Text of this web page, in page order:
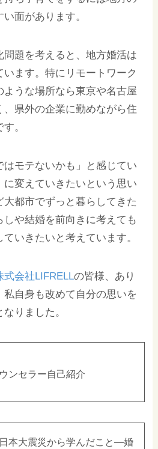
面があります。
題を考えると、地方婚活は
ます。特にリモートワーク
ような場所なら東京や名古屋
、県外の企業に勤めながら住
。
モテないかも」と感じてい
に変えていきたいという思い
都市でずっと暮らしてきた
や結婚を前向きに考えても
いきたいと考えています。
式会社LIFRELLの皆様、あり
私自身も改めて自分の思いを
りました。
ンセラー自己紹介
本大震災から学んだこと―婚